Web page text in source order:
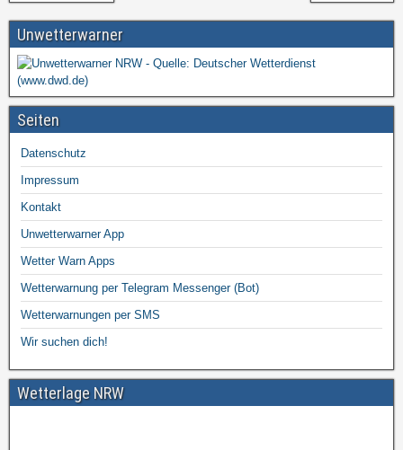
Unwetterwarner
Seiten
Datenschutz
Impressum
Kontakt
Unwetterwarner App
Wetter Warn Apps
Wetterwarnung per Telegram Messenger (Bot)
Wetterwarnungen per SMS
Wir suchen dich!
Wetterlage NRW